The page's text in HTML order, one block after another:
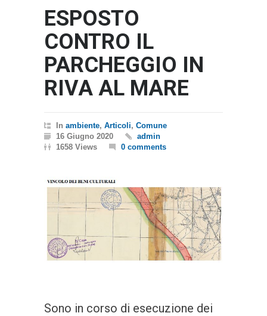
ESPOSTO
CONTRO IL
PARCHEGGIO IN
RIVA AL MARE
In ambiente, Articoli, Comune
16 Giugno 2020
admin
1658 Views
0 comments
Sono in corso di esecuzione dei